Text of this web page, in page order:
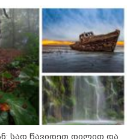
კარგი/ცუდი ქვეყნები
2026 წელს
სად წავიდეთ დილით და